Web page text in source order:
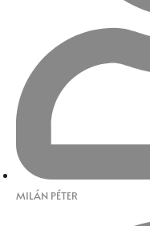
MILÁN PÉTER